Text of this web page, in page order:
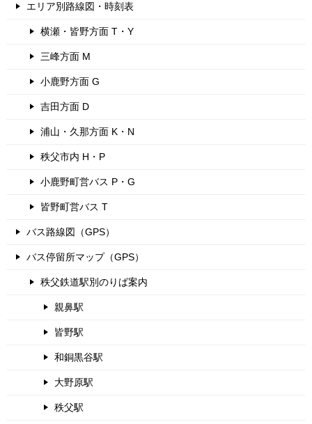
エリア別路線図・時刻表
横瀬・皆野方面 T・Y
三峰方面 M
小鹿野方面 G
吉田方面 D
浦山・久那方面 K・N
秩父市内 H・P
小鹿野町営バス P・G
皆野町営バス T
バス路線図（GPS）
バス停留所マップ（GPS）
秩父鉄道駅別のりば案内
親鼻駅
皆野駅
和銅黒谷駅
大野原駅
秩父駅